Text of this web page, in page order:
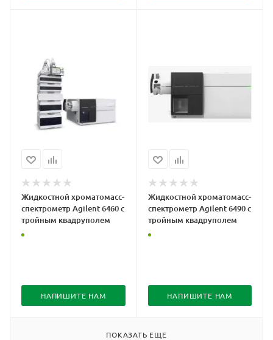
Жидкостной хроматомасс-
спектрометр Agilent 6460 с
тройным квадруполем
НАПИШИТЕ НАМ
Жидкостной хроматомасс-
спектрометр Agilent 6490 с
тройным квадруполем
НАПИШИТЕ НАМ
ПОКАЗАТЬ ЕЩЕ